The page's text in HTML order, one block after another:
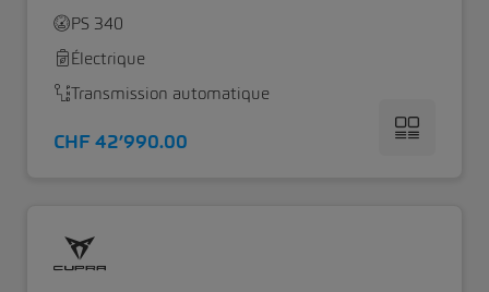
PS 340
Électrique
Transmission automatique
CHF 42’990.00